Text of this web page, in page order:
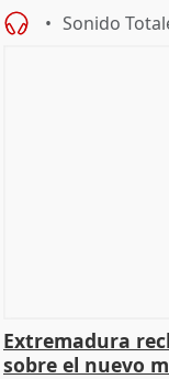
Sonido
Extremadura
sobre el nuevo